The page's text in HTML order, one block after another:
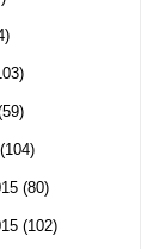
(104)
(80)
(102)